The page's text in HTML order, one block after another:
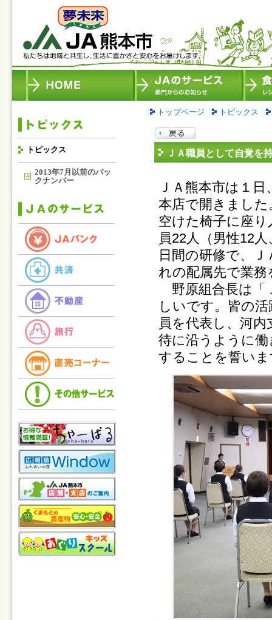
トピックス
2013年7月以前のバッ
クナンバー
トップページ トピックス
ＪＡ職員として自覚を
ＪＡ熊本市は１
本店で開きまし
空けた椅子に座
員22人（男性12
日間の研修で、
れの配属先で業
野原組合長は「
しいです。皆の
員を代表し、河
待に沿うように働
することを誓い